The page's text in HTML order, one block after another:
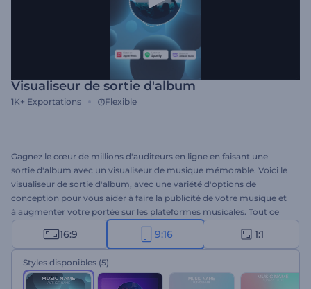
Visualiseur de sortie d'album
1K+ Exportations Flexible
Gagnez le cœur de millions d'auditeurs en ligne en faisant une
sortie d'album avec un visualiseur de musique mémorable. Voici le
visualiseur de sortie d'album, avec une variété d'options de
conception pour vous aider à faire la publicité de votre musique et
à augmenter votre portée sur les plateformes musicales. Tout ce
que vous avez à faire est de sélectionner les styles qui résonnent le
mieux avec la mélodie de votre chanson, de télécharger votre
morceau de musique, d'écrire le nom de l'artiste et le titre de la
chanson, et d'attendre quelques minutes pour obtenir votre
visualiseur moderne. Parfaitement adapté aux sorties d'albums,
16:9 9:16 1:1
Styles disponibles (5)